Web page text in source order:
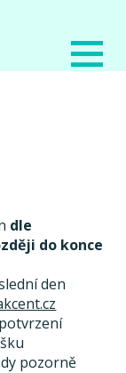
dle
do konce
den
pozorně